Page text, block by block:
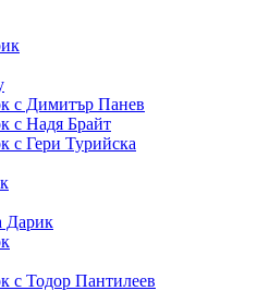
с Димитър Панев
с Надя Брайт
с Гери Турийска
Дарик
с Тодор Пантилеев